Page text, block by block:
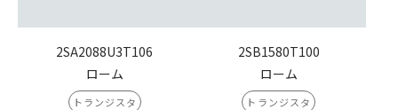
2SA2088U3T106
ローム
トランジスタ
2SB1580T100
ローム
トランジスタ